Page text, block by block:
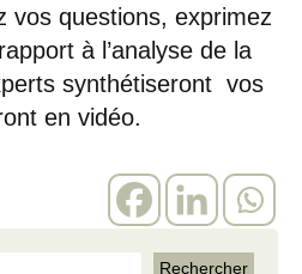
vos questions, exprimez
à l’analyse de la
synthétiseront vos
en vidéo.